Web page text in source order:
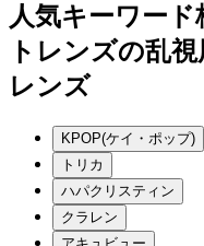
人気キーワード
トレンズの乱
レンズ